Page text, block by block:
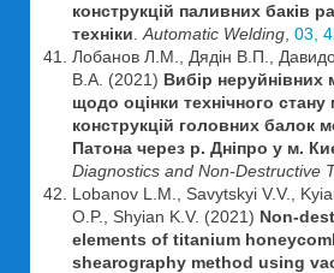
конструкцій паливних баків
техніки Automatic Welding 03,
Лобанов Л.М., Дядін В.П.,
В.А. (2021) Вибір неруйнівних
щодо оцінки технічного
конструкцій головних балок
Патона через р. Дніпро у м.
Diagnostics and Non-Destructive
Lobanov L.M., Savytskyi V.V.,
O.P., Shyian K.V. (2021) Non-
elements of titanium
shearography method using